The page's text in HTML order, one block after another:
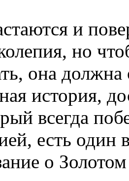
и
но
она
история,
всегда
есть один
о